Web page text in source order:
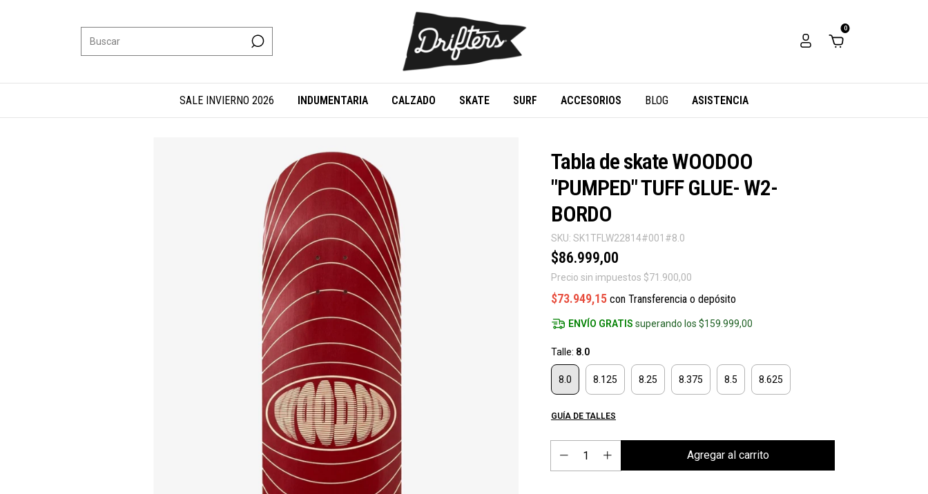
0
SALE INVIERNO 2026 INDUMENTARIA CALZADO SKATE SURF ACCESORIOS BLOG ASISTENCIA
Tabla de skate WOODOO
"PUMPED" TUFF GLUE- W2-
BORDO
SKU: SK1TFLW22814#001#8.0
$86.999,00
Precio sin impuestos $71.900,00
$73.949,15 con Transferencia o depósito
ENVÍO GRATIS superando los$159.999,00
Talle: 8.0
8.0 8.125 8.25 8.375 8.5 8.625
GUÍA DE TALLES